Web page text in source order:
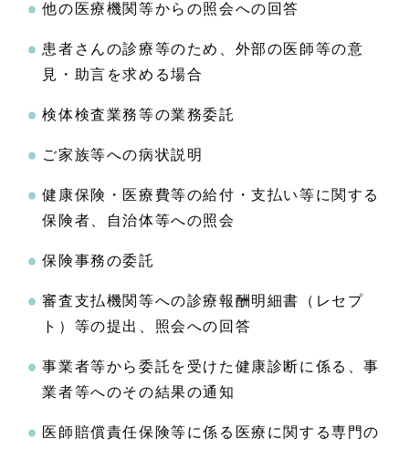
他の医療機関等からの照会への回答
患者さんの診療等のため、外部の医師等の意
見・助言を求める場合
検体検査業務等の業務委託
ご家族等への病状説明
健康保険・医療費等の給付・支払い等に関する
保険者、自治体等への照会
保険事務の委託
審査支払機関等への診療報酬明細書（レセプ
ト）等の提出、照会への回答
事業者等から委託を受けた健康診断に係る、事
業者等へのその結果の通知
医師賠償責任保険等に係る医療に関する専門の